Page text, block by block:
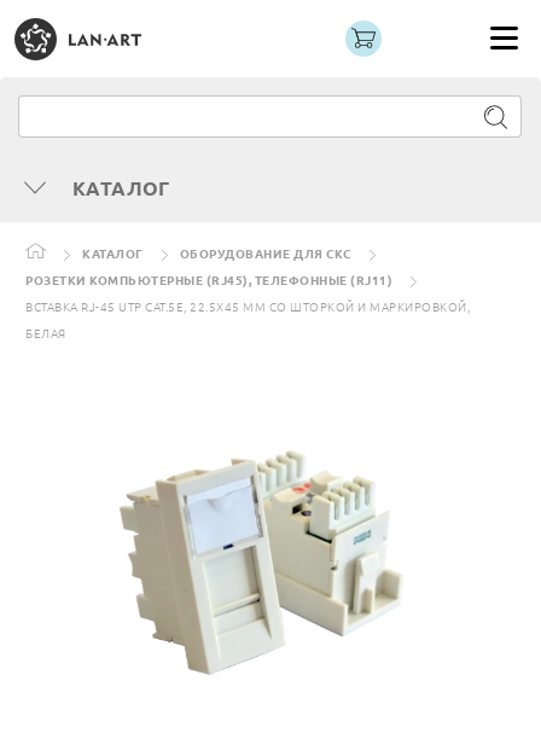
КАТАЛОГ
КАТАЛОГ
ОБОРУДОВАНИЕ ДЛЯ СКС
РОЗЕТКИ КОМПЬЮТЕРНЫЕ (RJ45), ТЕЛЕФОННЫЕ (RJ11)
ВСТАВКА RJ-45 UTP CAT.5E, 22.5X45 ММ СО ШТОРКОЙ И МАРКИРОВКОЙ,
БЕЛАЯ